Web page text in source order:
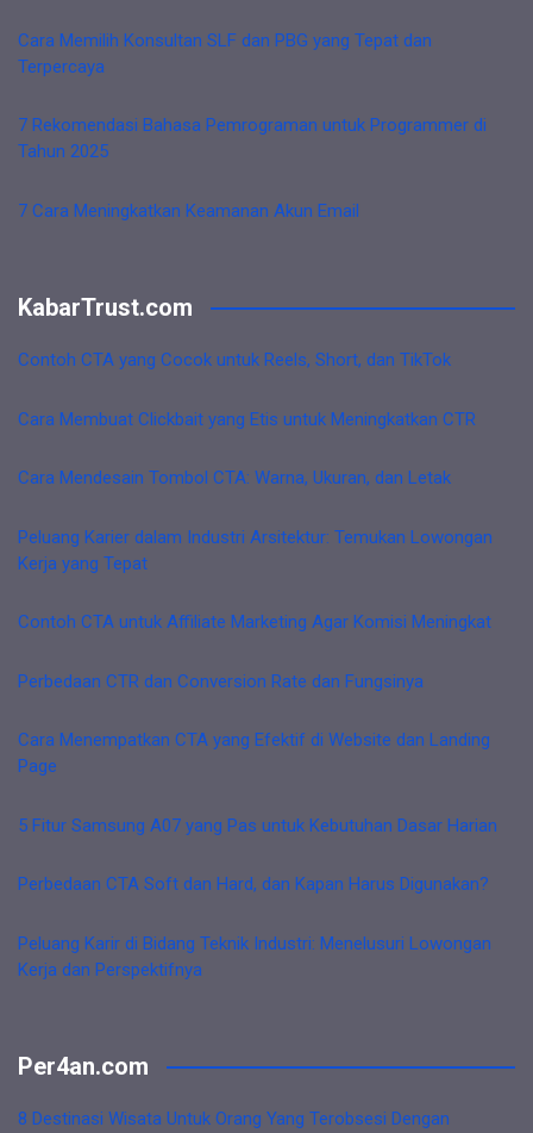
Cara Memilih Konsultan SLF dan PBG yang Tepat dan
Terpercaya
7 Rekomendasi Bahasa Pemrograman untuk Programmer di
Tahun 2025
7 Cara Meningkatkan Keamanan Akun Email
KabarTrust.com
Contoh CTA yang Cocok untuk Reels, Short, dan TikTok
Cara Membuat Clickbait yang Etis untuk Meningkatkan CTR
Cara Mendesain Tombol CTA: Warna, Ukuran, dan Letak
Peluang Karier dalam Industri Arsitektur: Temukan Lowongan
Kerja yang Tepat
Contoh CTA untuk Affiliate Marketing Agar Komisi Meningkat
Perbedaan CTR dan Conversion Rate dan Fungsinya
Cara Menempatkan CTA yang Efektif di Website dan Landing
Page
5 Fitur Samsung A07 yang Pas untuk Kebutuhan Dasar Harian
Perbedaan CTA Soft dan Hard, dan Kapan Harus Digunakan?
Peluang Karir di Bidang Teknik Industri: Menelusuri Lowongan
Kerja dan Perspektifnya
Per4an.com
8 Destinasi Wisata Untuk Orang Yang Terobsesi Dengan